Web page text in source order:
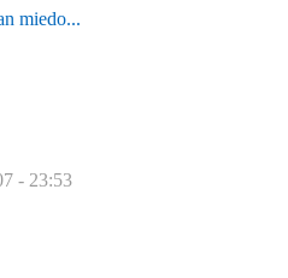
miedo...
- 23:53